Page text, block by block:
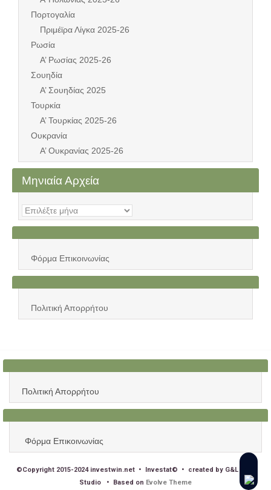
Πορτογαλία
Πριμέϊρα Λίγκα 2025-26
Ρωσία
Α’ Ρωσίας 2025-26
Σουηδία
Α’ Σουηδίας 2025
Τουρκία
Α’ Τουρκίας 2025-26
Ουκρανία
Α’ Ουκρανίας 2025-26
Μηνιαία Αρχεία
Μηνιαία
Αρχεία
Φόρμα Επικοινωνίας
Πολιτική Απορρήτου
Πολιτική Απορρήτου
Φόρμα Επικοινωνίας
©Copyright 2015-2024 investwin.net • Investat© • created by G&L Web
Studio • Based on Evolve Theme